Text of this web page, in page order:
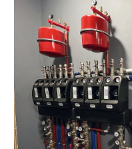
Приятно отметить, что
закона №261-ФЗ «Об
и инновационность
всё новые сферы. Видя
содействовать
и оправдывать ожидания
компетенциях и
теплогенерирующего